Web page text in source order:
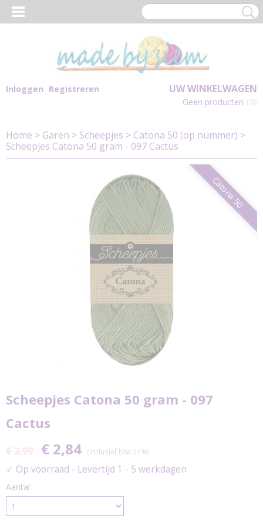
Inloggen Registreren UW WINKELWAGEN
Geen producten (0)
Home > Garen > Scheepjes > Catona 50 (op nummer) >
Scheepjes Catona 50 gram - 097 Cactus
Catona 50
Scheepjes Catona 50 gram - 097
Cactus
€ 2,99 € 2,84 (inclusief btw 21%)
✓ Op voorraad - Levertijd 1 - 5 werkdagen
Aantal